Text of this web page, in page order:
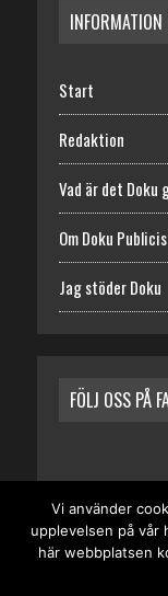
Start
Redaktion
Vad är det Doku
Om Doku
Jag stöder Doku
FÖLJ OSS PÅ
START REDAKTION
OM DOKU
Vi använder
upplevelsen på vår
här webbplatsen